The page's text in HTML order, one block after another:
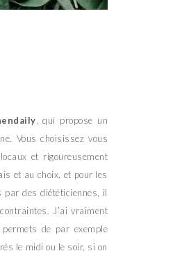
, qui propose un
Vous choisissez vous
et rigoureusement
et au choix, et pour les
des diététiciennes, il
J’ai vraiment
de par exemple
le midi ou le soir, si on